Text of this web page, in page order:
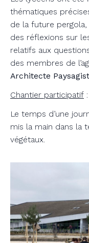
thématiques
de la future
des réflexions sur
relatifs aux
des membres de
Architecte
Chantier participatif :
Le temps d’une
mis la main dans la
végétaux.